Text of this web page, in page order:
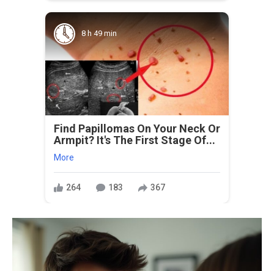
8 h 49 min
Find Papillomas On Your Neck Or
Armpit? It's The First Stage Of...
More
264 183 367